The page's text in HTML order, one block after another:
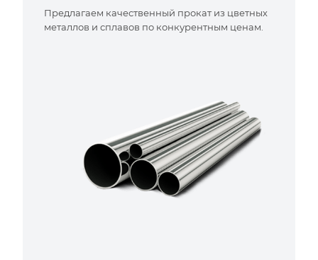
Предлагаем качественный прокат из цветных
металлов и сплавов по конкурентным ценам.